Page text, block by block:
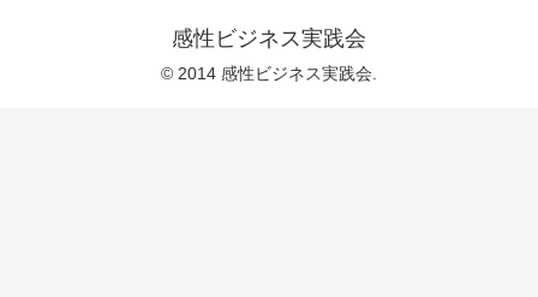
感性ビジネス実践会
© 2014 感性ビジネス実践会.